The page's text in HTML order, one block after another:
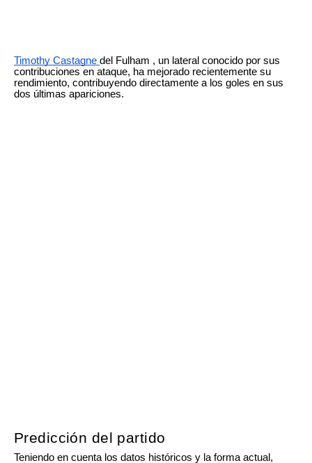
Timothy Castagne del Fulham , un lateral conocido por sus
contribuciones en ataque, ha mejorado recientemente su
rendimiento, contribuyendo directamente a los goles en sus
dos últimas apariciones.
Predicción del partido
Teniendo en cuenta los datos históricos y la forma actual,